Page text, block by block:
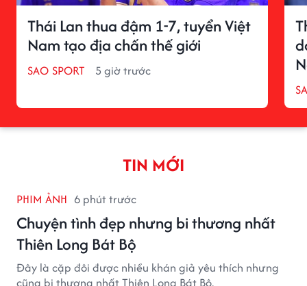
Thái Lan thua đậm 1-7, tuyển Việt
Nam tạo địa chấn thế giới
SAO SPORT 5 giờ trước
TIN MỚI
PHIM ẢNH 6 phút trước
Chuyện tình đẹp nhưng bi thương nhất
Thiên Long Bát Bộ
Đây là cặp đôi được nhiều khán giả yêu thích nhưng
cũng bi thương nhất Thiên Long Bát Bộ.